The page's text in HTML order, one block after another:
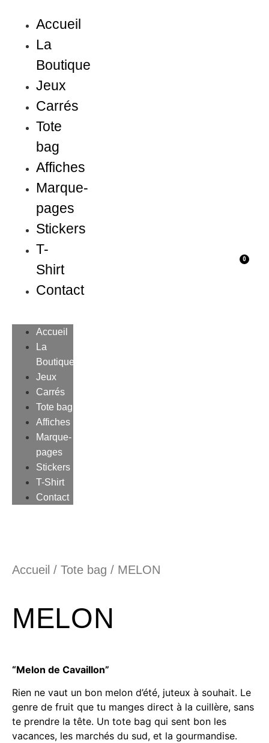
Accueil
La
Boutique
Jeux
Carrés
Tote
bag
Affiches
Marque-
pages
Stickers
T-
Shirt
Contact
Accueil
La
Boutique
Jeux
Carrés
Tote bag
Affiches
Marque-
pages
Stickers
T-Shirt
Contact
0
Accueil / Tote bag / MELON
MELON
“Melon de Cavaillon”
Rien ne vaut un bon melon d’été, juteux à souhait. Le
genre de fruit que tu manges direct à la cuillère, sans
te prendre la tête. Un tote bag qui sent bon les
vacances, les marchés du sud, et la gourmandise.